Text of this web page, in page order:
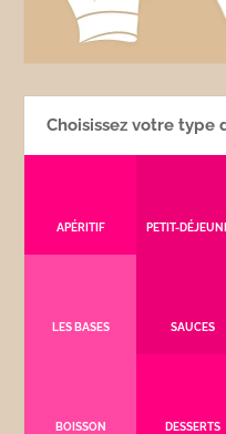
Choisissez votre type
APÉRITIF PETIT-
LES BASES SAUCES
BOISSON DESSERTS